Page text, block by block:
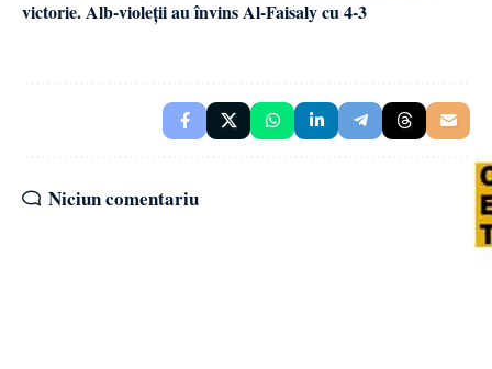
victorie. Alb-violeții au învins Al-Faisaly cu 4-3
Niciun comentariu